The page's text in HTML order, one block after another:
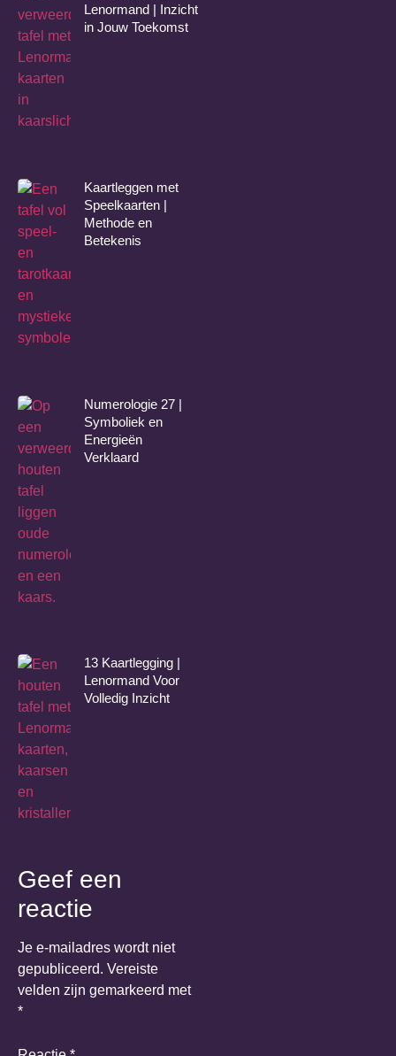
Lenormand | Inzicht
in Jouw Toekomst
Kaartleggen met
Speelkaarten |
Methode en
Betekenis
Numerologie 27 |
Symboliek en
Energieën
Verklaard
13 Kaartlegging |
Lenormand Voor
Volledig Inzicht
Geef een
reactie
Je e-mailadres wordt niet
gepubliceerd. Vereiste
velden zijn gemarkeerd met
*